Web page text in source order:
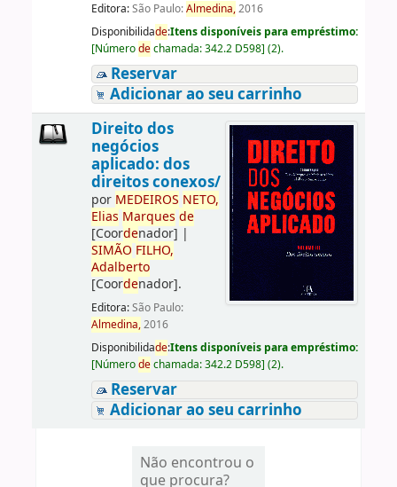
Editora:São Paulo:Almedina,2016
Disponibilidade:Itens disponíveis para empréstimo:
[Númerodechamada:342.2 D598] (2).
Reservar
Adicionar ao seu carrinho
Direito dos
negócios
aplicado: dos
direitos conexos/
por MEDEIROS NETO,
Elias Marques de
[Coordenador] |
SIMÃO FILHO,
Adalberto
[Coordenador].
Editora:São Paulo:
Almedina,2016
Disponibilidade:Itens disponíveis para empréstimo:
[Númerodechamada:342.2 D598] (2).
Reservar
Adicionar ao seu carrinho
Não encontrou o
que procura?